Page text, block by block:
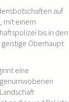
auf
mit einem
bis in den
Oberhaupt
eine